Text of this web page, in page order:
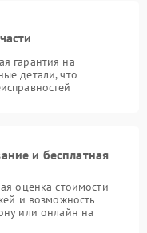
гарантия на
детали, что
и бесплатная
оценка стоимости
и возможность
или онлайн на